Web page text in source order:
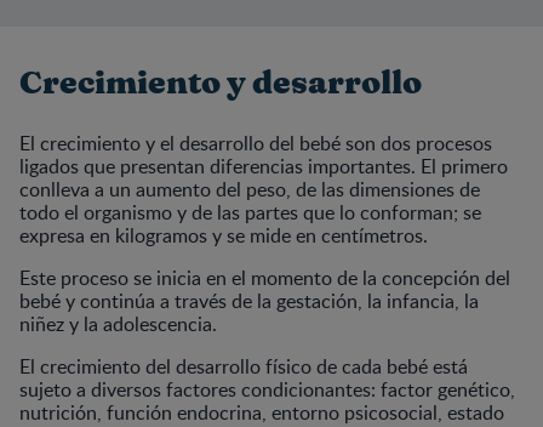
Crecimiento y desarrollo
El crecimiento y el desarrollo del bebé son dos procesos
ligados que presentan diferencias importantes. El primero
conlleva a un aumento del peso, de las dimensiones de
todo el organismo y de las partes que lo conforman; se
expresa en kilogramos y se mide en centímetros.
Este proceso se inicia en el momento de la concepción del
bebé y continúa a través de la gestación, la infancia, la
niñez y la adolescencia.
El crecimiento del desarrollo físico de cada bebé está
sujeto a diversos factores condicionantes: factor genético,
nutrición, función endocrina, entorno psicosocial, estado